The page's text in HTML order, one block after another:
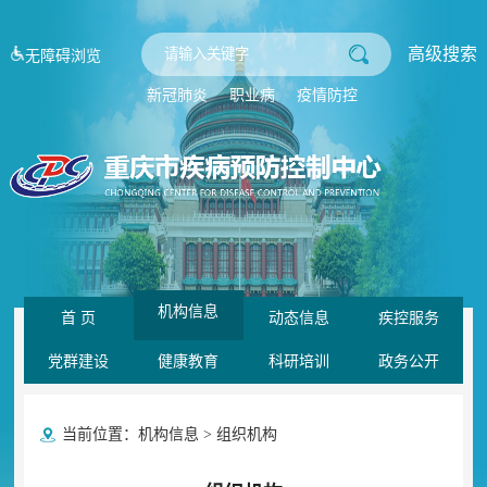
无障碍浏览 高级搜索
新冠肺炎 职业病 疫情防控
首 页 机构信息 动态信息 疾控服务
党群建设 健康教育 科研培训 政务公开
当前位置： 机构信息 > 组织机构